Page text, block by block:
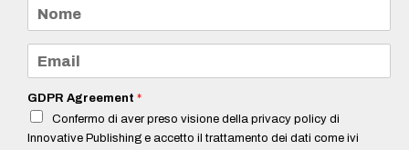
m
e
a
i
*
GDPR Agreement *
Confermo di aver preso visione della privacy policy di
Innovative Publishing e accetto il trattamento dei dati come ivi